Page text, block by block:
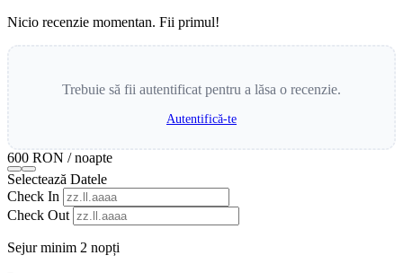
Nicio recenzie momentan. Fii primul!
Trebuie să fii autentificat pentru a lăsa o recenzie.
Autentifică-te
600 RON / noapte
Selectează Datele
Check In
Check Out
Sejur minim 2 nopți